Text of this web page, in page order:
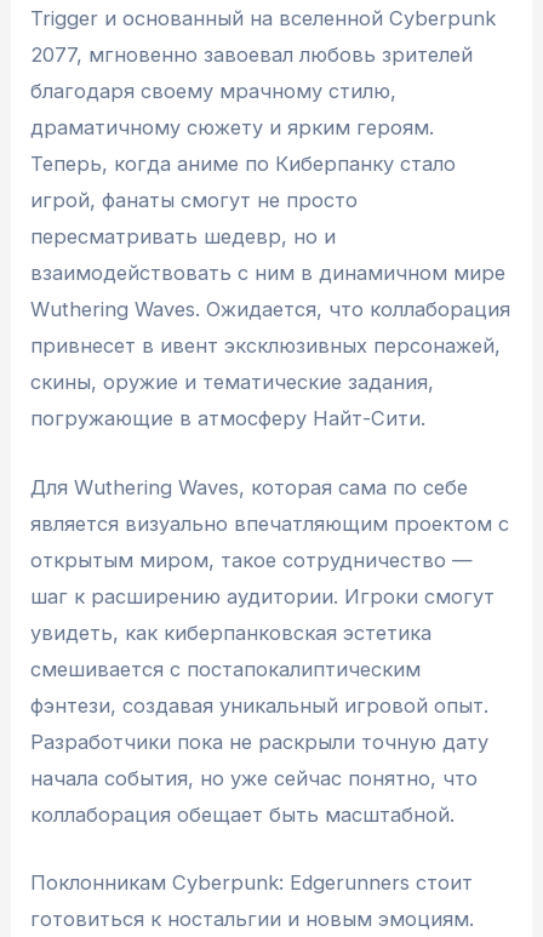
Trigger и основанный на вселенной Cyberpunk
2077, мгновенно завоевал любовь зрителей
благодаря своему мрачному стилю,
драматичному сюжету и ярким героям.
Теперь, когда аниме по Киберпанку стало
игрой, фанаты смогут не просто
пересматривать шедевр, но и
взаимодействовать с ним в динамичном мире
Wuthering Waves. Ожидается, что коллаборация
привнесет в ивент эксклюзивных персонажей,
скины, оружие и тематические задания,
погружающие в атмосферу Найт-Сити.
Для Wuthering Waves, которая сама по себе
является визуально впечатляющим проектом с
открытым миром, такое сотрудничество —
шаг к расширению аудитории. Игроки смогут
увидеть, как киберпанковская эстетика
смешивается с постапокалиптическим
фэнтези, создавая уникальный игровой опыт.
Разработчики пока не раскрыли точную дату
начала события, но уже сейчас понятно, что
коллаборация обещает быть масштабной.
Поклонникам Cyberpunk: Edgerunners стоит
готовиться к ностальгии и новым эмоциям.